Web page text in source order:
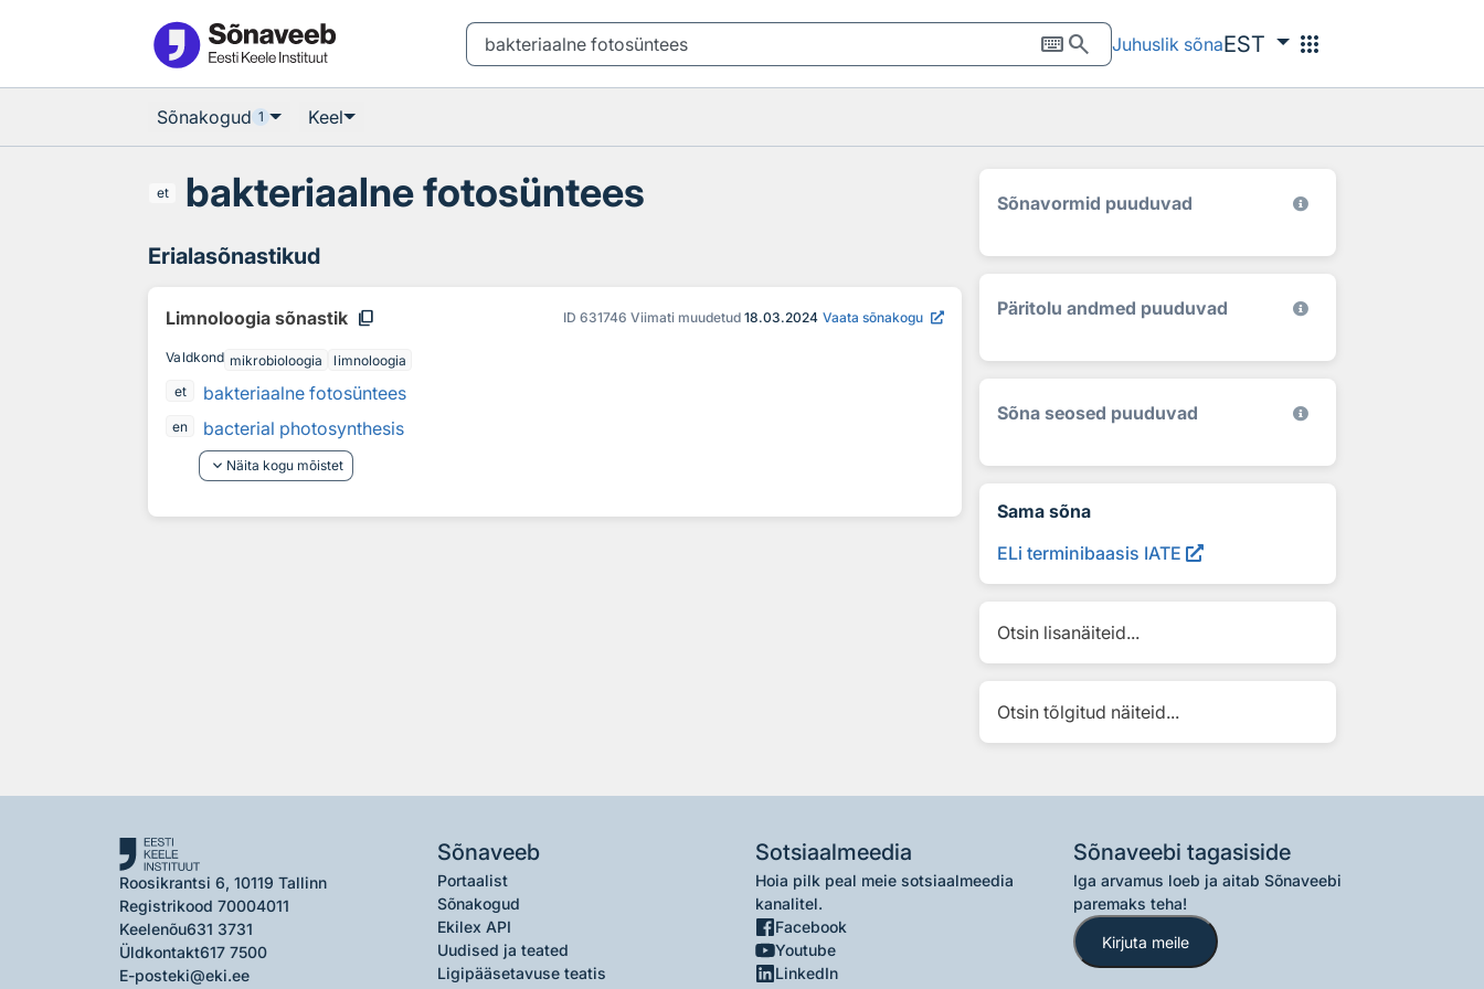
keyboardsearch Juhuslik sõnaEST apps
Sõnakogud 1 Keel
et bakteriaalne fotosüntees
Erialasõnastikud
Limnoloogia sõnastik content_copy ID 631746 Viimati muudetud 18.03.2024 Vaata sõnakogu
Valdkond mikrobioloogia
limnoloogia
et
bakteriaalne fotosüntees
en
bacterial photosynthesis
keyboard_arrow_down Näita kogu mõistet
Sõnavormid puuduvad
Päritolu andmed puuduvad
Sõna seosed puuduvad
Sama sõna
ELi terminibaasis IATE
Otsin lisanäiteid...
Otsin tõlgitud näiteid...
Roosikrantsi 6, 10119 Tallinn
Registrikood 70004011
Keelenõu631 3731
Üldkontakt617 7500
E-posteki@eki.ee
Sõnaveeb
Portaalist
Sõnakogud
Ekilex API
Uudised ja teated
Ligipääsetavuse teatis
Sotsiaalmeedia
Hoia pilk peal meie sotsiaalmeedia
kanalitel.
Facebook
Youtube
LinkedIn
Sõnaveebi tagasiside
Iga arvamus loeb ja aitab Sõnaveebi
paremaks teha!
Kirjuta meile